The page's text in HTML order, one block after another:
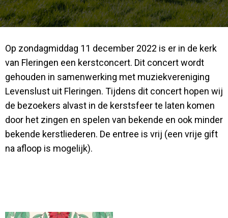
Op zondagmiddag 11 december 2022 is er in de kerk
van Fleringen een kerstconcert. Dit concert wordt
gehouden in samenwerking met muziekvereniging
Levenslust uit Fleringen. Tijdens dit concert hopen wij
de bezoekers alvast in de kerstsfeer te laten komen
door het zingen en spelen van bekende en ook minder
bekende kerstliederen. De entree is vrij (een vrije gift
na afloop is mogelijk).